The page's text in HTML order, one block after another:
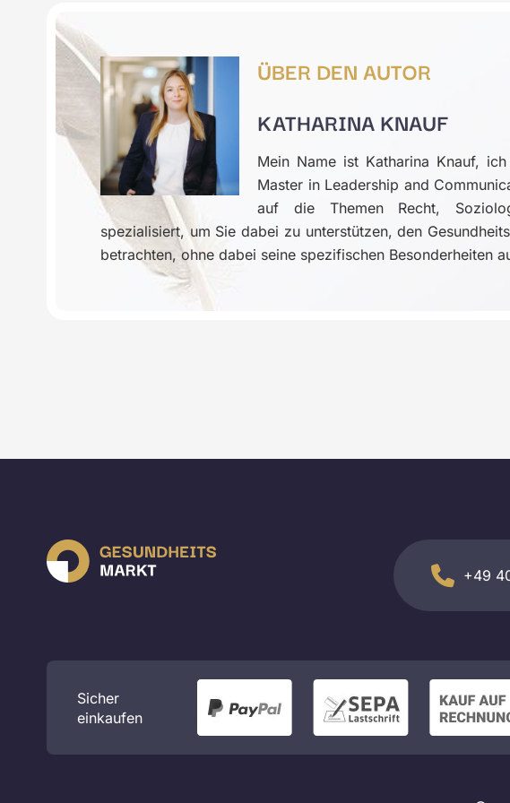
ÜBER DEN AUTOR
KATHARINA KNAUF
Mein Name ist Katharina Knauf,
Master in Leadership and
auf die Themen Recht,
spezialisiert, um Sie dabei zu unterstützen, den
betrachten, ohne dabei seine spezifischen Besonderheiten
+49
Sicher
einkaufen